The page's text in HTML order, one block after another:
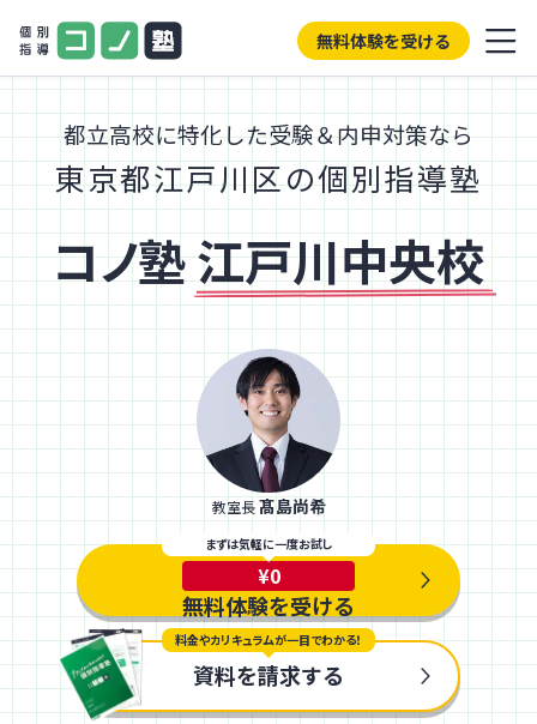
無料体験を受ける
東京都江戸川区の個別指導塾
コノ塾江戸川中央校
都立高校に特化した受験＆内申対策なら
まずは気軽に一度お試し
¥0
無料体験を受ける
料金やカリキュラムが一目でわかる！
資料を請求する
教室長髙島尚希